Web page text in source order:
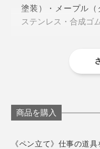
す。
木目が美しい、趣きの
塗装）・メープル
ステンレス・合成ゴ
商品を購入
《ペン立て》仕事の道